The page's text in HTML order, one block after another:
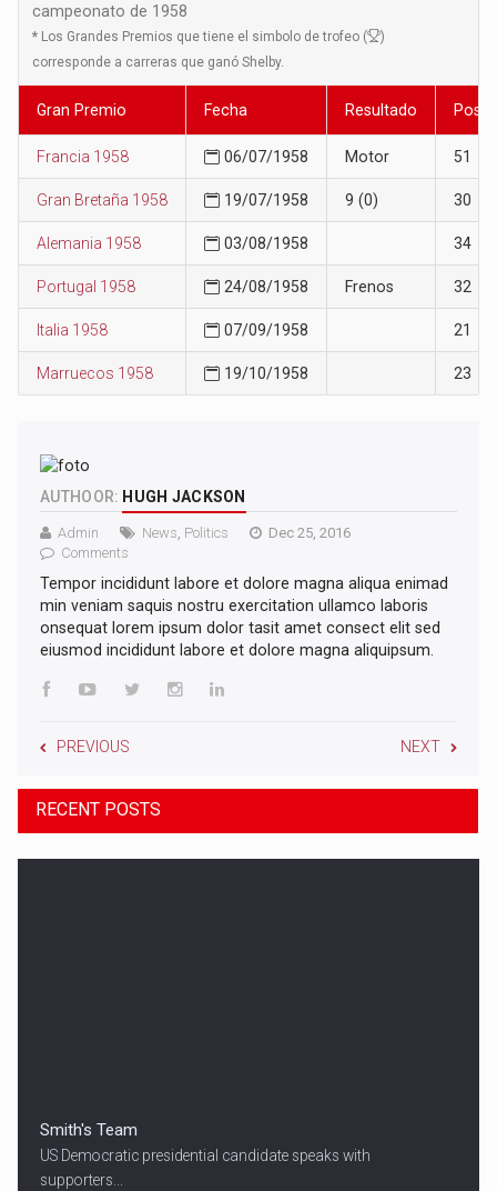
campeonato de 1958
* Los Grandes Premios que tiene el simbolo de trofeo (
)
corresponde a carreras que ganó Shelby.
Gran Premio Fecha Resultado
Francia 1958 06/07/1958 Motor 51
Gran Bretaña 1958 19/07/1958 9 (0) 30
Alemania 1958 03/08/1958 34
Portugal 1958 24/08/1958 Frenos 32
Italia 1958 07/09/1958 21
Marruecos 1958 19/10/1958 23
AUTHOOR: HUGH JACKSON
Admin News Politics
Dec 25, 2016
Comments
Tempor incididunt labore et dolore magna aliqua enimad
min veniam saquis nostru exercitation ullamco laboris
onsequat lorem ipsum dolor tasit amet consect elit sed
eiusmod incididunt labore et dolore magna aliquipsum.
PREVIOUS NEXT
RECENT POSTS
Smith's Team
US Democratic presidential candidate speaks with
supporters...